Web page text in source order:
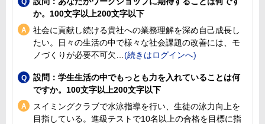
か。100文字以上200文字以下
社会に貢献し続ける貴社への業務理解を深め自己成長し
たい。日々の生活の中で様々な社会課題の改善には、モ
ノづくりが必要不可欠
設問：学生生活の中でもっとも力を入れていることは何
ですか。100文字以上200文字以下
スイミングクラブで水泳指導を行い、生徒の泳力向上を
目指している。進級テストで10名以上の合格を目標に指